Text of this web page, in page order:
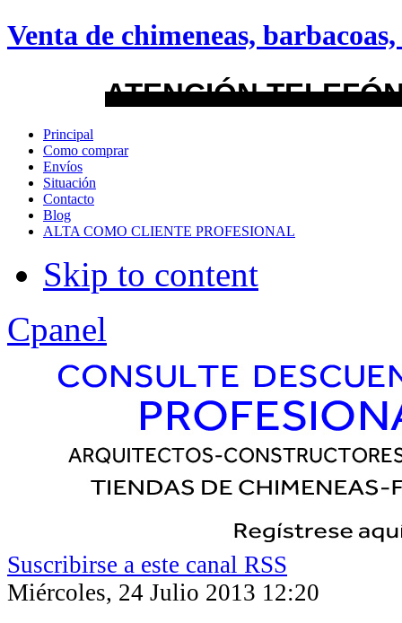
Venta de chimeneas, barbacoas,
ATENCIÓN
Principal
Como comprar
Envíos
Situación
Contacto
Blog
ALTA COMO CLIENTE PROFESIONAL
Skip to content
android
Menu Style
Mega
Css
Dropline
Split
Cpanel
Suscribirse a este canal RSS
Miércoles, 24 Julio 2013 12:20